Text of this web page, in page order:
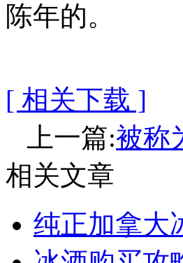
陈年的。
[ 相关下载 ]
上一篇:被称
相关文章
纯正加拿大